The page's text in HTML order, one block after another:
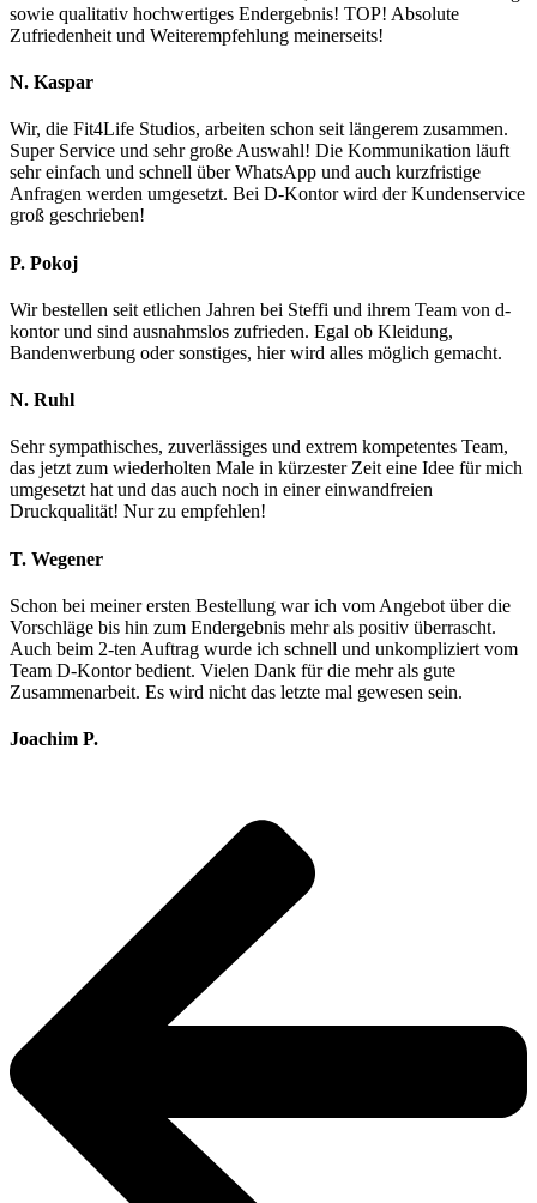
sowie qualitativ hochwertiges Endergebnis! TOP! Absolute
Zufriedenheit und Weiterempfehlung meinerseits!
N. Kaspar
Wir, die Fit4Life Studios, arbeiten schon seit längerem zusammen.
Super Service und sehr große Auswahl! Die Kommunikation läuft
sehr einfach und schnell über WhatsApp und auch kurzfristige
Anfragen werden umgesetzt. Bei D-Kontor wird der Kundenservice
groß geschrieben!
P. Pokoj
Wir bestellen seit etlichen Jahren bei Steffi und ihrem Team von d-
kontor und sind ausnahmslos zufrieden. Egal ob Kleidung,
Bandenwerbung oder sonstiges, hier wird alles möglich gemacht.
N. Ruhl
Sehr sympathisches, zuverlässiges und extrem kompetentes Team,
das jetzt zum wiederholten Male in kürzester Zeit eine Idee für mich
umgesetzt hat und das auch noch in einer einwandfreien
Druckqualität! Nur zu empfehlen!
T. Wegener
Schon bei meiner ersten Bestellung war ich vom Angebot über die
Vorschläge bis hin zum Endergebnis mehr als positiv überrascht.
Auch beim 2-ten Auftrag wurde ich schnell und unkompliziert vom
Team D-Kontor bedient. Vielen Dank für die mehr als gute
Zusammenarbeit. Es wird nicht das letzte mal gewesen sein.
Joachim P.